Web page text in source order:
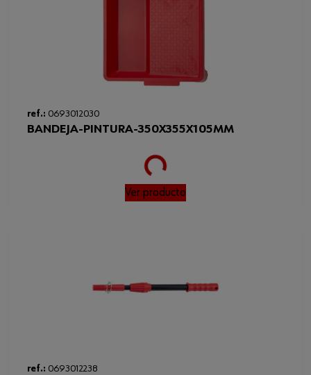
ref.: 0693012030
BANDEJA-PINTURA-350X355X105MM
Loading...
Ver producto
ref.: 0693012238